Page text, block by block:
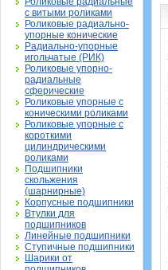
с витыми роликами
Роликовые радиально-
упорные конические
Радиально-упорные
игольчатые (РИК)
Роликовые упорно-
радиальные
сферические
Роликовые упорные с
коническими роликами
Роликовые упорные с
короткими
цилиндрическими
роликами
Подшипники
скольжения
(шарнирные)
Корпусные подшипники
Втулки для
подшипников
Линейные подшипники
Ступичные подшипники
Шарики от